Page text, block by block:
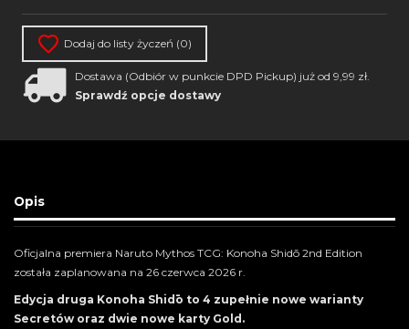
Dodaj do listy życzeń (0)
Dostawa (Odbiór w punkcie DPD Pickup) już od 9,99 zł.
Sprawdź opcje dostawy
Opis
Oficjalna premiera Naruto Mythos TCG: Konoha Shidō 2nd Edition
została zaplanowana na 26 czerwca 2026 r.
Edycja druga Konoha Shidō to 4 zupełnie nowe warianty
Secretów oraz dwie nowe karty Gold.